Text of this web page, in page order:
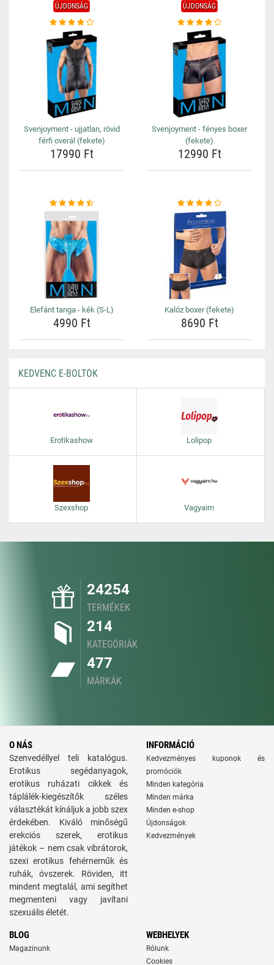
ÚJDONSÁG
Svenjoyment - ujjatlan, rövid
férfi overál (fekete)
17990 Ft
ÚJDONSÁG
Svenjoyment - fényes boxer
(fekete)
12990 Ft
Elefánt tanga - kék (S-L)
4990 Ft
Kalóz boxer (fekete)
8690 Ft
KEDVENC E-BOLTOK
Erotikashow Lolipop
Szexshop Vagyaim
24254
TERMÉKEK
214
KATEGÓRIÁK
477
MÁRKÁK
O NÁS
Szenvedéllyel teli katalógus.
Erotikus segédanyagok,
erotikus ruházati cikkek és
táplálék-kiegészítők széles
választékát kínáljuk a jobb szex
érdekében. Kiváló minőségű
erekciós szerek, erotikus
játékok – nem csak vibrátorok,
szexi erotikus fehérneműk és
ruhák, óvszerek. Röviden, itt
mindent megtalál, ami segíthet
megmenteni vagy javítani
szexuális életét.
INFORMÁCIÓ
Kedvezményes kuponok és
promóciók
Minden kategória
Minden márka
Minden e-shop
Újdonságok
Kedvezmények
BLOG
Magazinunk
WEBHELYEK
Rólunk
Cookies